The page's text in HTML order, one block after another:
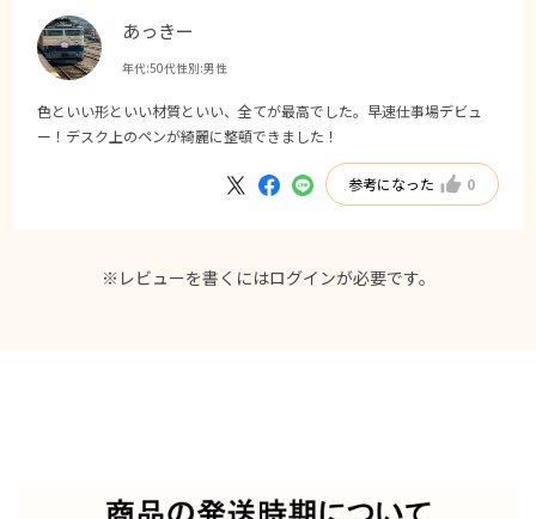
あっきー
年代:50代性別:男性
色といい形といい材質といい、全てが最高でした。早速仕事場デビュ
ー！デスク上のペンが綺麗に整頓できました！
参考になった 0
※レビューを書くにはログインが必要です。